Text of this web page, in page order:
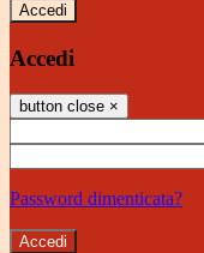
Accedi
Accedi
button close ×
Password dimenticata?